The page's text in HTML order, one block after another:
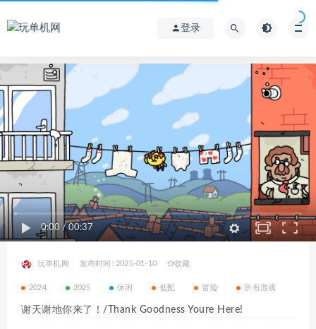
登录
0:00 /00:37
玩单机网 发布时间: 2025-01-10 收藏
2024 2025 休闲 低配 冒险 所有游戏
谢天谢地你来了！/Thank Goodness Youre Here!